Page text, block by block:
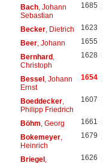
Bach, Johann
Sebastian
1685
Becker, Dietrich 1623
Beer, Johann 1655
Bernhard,
Christoph
1628
Bessel, Johann
Ernst
1654
Boeddecker,
Philipp Friedrich
1607
Böhm , Georg 1661
Bokemeyer,
Heinrich
1679
Briegel,
1626